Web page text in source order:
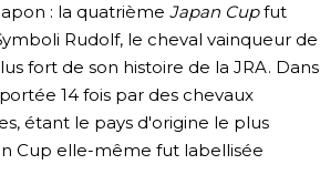
: la quatrièmeJapan Cupfut
Rudolf, le cheval vainqueur de
fort de son histoire de la JRA. Dans
14 fois par des chevaux
étant le pays d'origine le plus
Cup elle-même fut labellisée